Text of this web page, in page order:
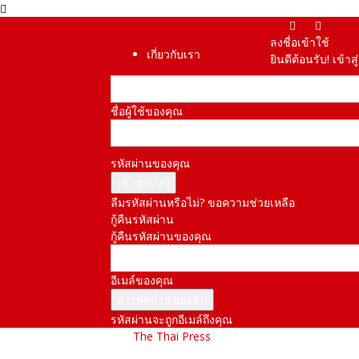
เกี่ยวกับเรา
ลงชื่อเข้าใช้
ยินดีต้อนรับ! เข้
ชื่อผู้ใช้ของคุณ
รหัสผ่านของคุณ
ลืมรหัสผ่านหรือไม่? ขอความช่วยเหลือ
กู้คืนรหัสผ่าน
กู้คืนรหัสผ่านของคุณ
อีเมล์ของคุณ
รหัสผ่านจะถูกอีเมล์ถึงคุณ
The Thai Press